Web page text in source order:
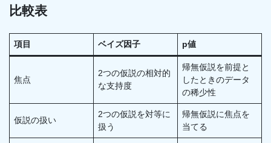
比較表
項目 ベイズ因子 p値
焦点
2つの仮説の相対的
な支持度
帰無仮説を前提と
したときのデータ
の稀少性
仮説の扱い
2つの仮説を対等に
扱う
帰無仮説に焦点を
当てる